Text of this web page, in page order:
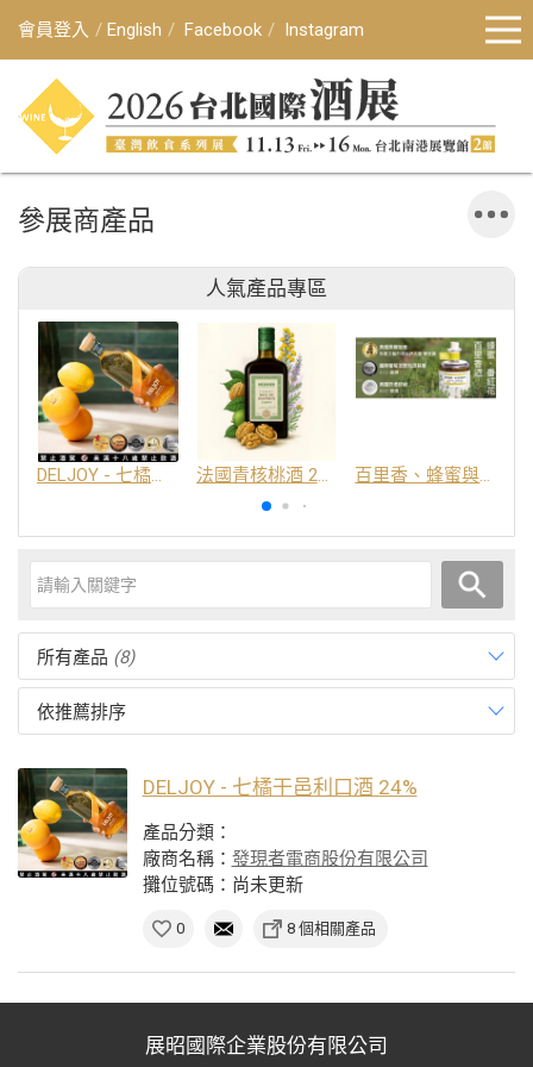
會員登入 English Facebook Instagram
參展商產品
人氣產品專區
DELJOY - 七橘干邑利口酒 24% 法國青核桃酒 25% 百里香、蜂蜜與番紅花酒
所有產品 (8)
依推薦排序
DELJOY - 七橘干邑利口酒 24%
產品分類：
廠商名稱： 發現者電商股份有限公司
攤位號碼：尚未更新
0 8 個相關產品
展昭國際企業股份有限公司